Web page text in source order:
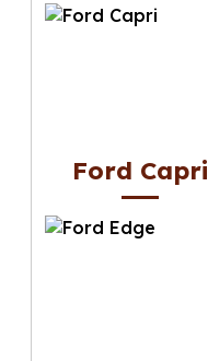
Ford Capri